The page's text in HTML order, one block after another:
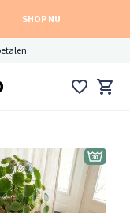
SHOP NU